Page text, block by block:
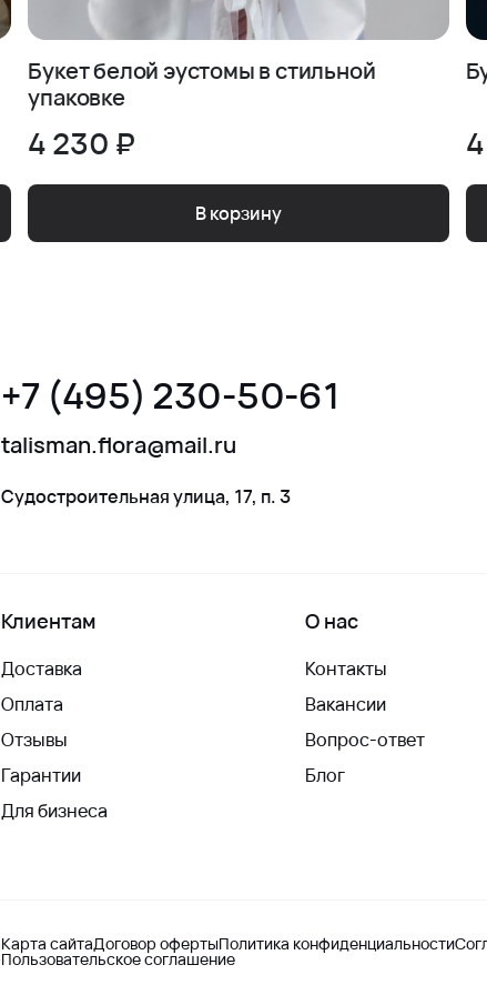
Букет белой эустомы в стильной
упаковке
4 230 ₽
В корзину
+7 (495) 230-50-61
talisman.flora@mail.ru
Судостроительная улица, 17, п. 3
Клиентам
Доставка
Оплата
Отзывы
Гарантии
Для бизнеса
О нас
Контакты
Вакансии
Вопрос-ответ
Блог
Карта сайтаДоговор офертыПолитика конфиденциальности
Пользовательское соглашение